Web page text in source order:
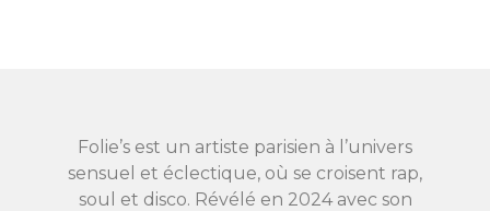
Folie’s est un artiste parisien à l’univers
sensuel et éclectique, où se croisent rap,
soul et disco. Révélé en 2024 avec son